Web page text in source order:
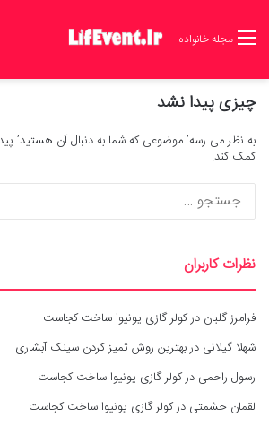
مجله خانواده
چیزی پیدا نشد
به نظر می رسه’ موضوعی که شما به دنبال آن هستید’
کمک کند.
نظرات کاربران
فرامرز گلبان درکولر گازی یونیوا ساخت کجاست
شهلا گیلانی دربهترین روش تمیز کردن سینک آبشاری
رسول راحمی درکولر گازی یونیوا ساخت کجاست
لقمان حشمتی درکولر گازی یونیوا ساخت کجاست